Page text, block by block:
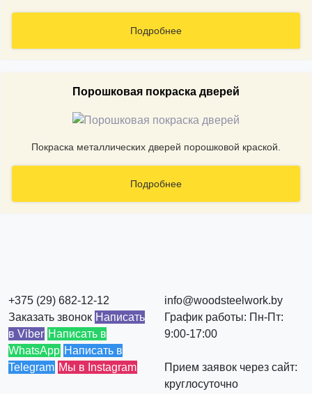
Подробнее
Порошковая покраска дверей
Покраска металлических дверей порошковой краской.
Подробнее
+375 (29) 682-12-12
Заказать звонок Написать
в Viber Написать в
WhatsApp Написать в
Telegram Мы в Instagram
info@woodsteelwork.by
График работы: Пн-Пт:
9:00-17:00
Прием заявок через сайт:
круглосуточно